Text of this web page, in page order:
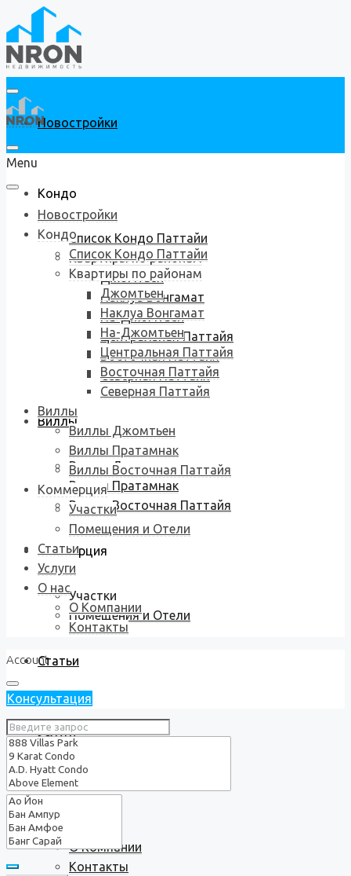
Новостройки
Кондо
Список Кондо Паттайи
Квартиры по районам
Джомтьен
Наклуа Вонгамат
На-Джомтьен
Центральная Паттайя
Восточная Паттайя
Северная Паттайя
Виллы
Виллы Джомтьен
Виллы Пратамнак
Виллы Восточная Паттайя
Коммерция
Участки
Помещения и Отели
Статьи
Услуги
О нас
О Компании
Контакты
Menu
Новостройки
Кондо
Список Кондо Паттайи
Квартиры по районам
Джомтьен
Наклуа Вонгамат
На-Джомтьен
Центральная Паттайя
Восточная Паттайя
Северная Паттайя
Виллы
Виллы Джомтьен
Виллы Пратамнак
Виллы Восточная Паттайя
Коммерция
Участки
Помещения и Отели
Статьи
Услуги
О нас
О Компании
Контакты
Account
Консультация